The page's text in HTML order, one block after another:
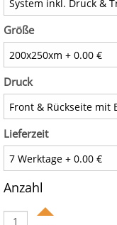
Größe
Druck
Lieferzeit
Anzahl